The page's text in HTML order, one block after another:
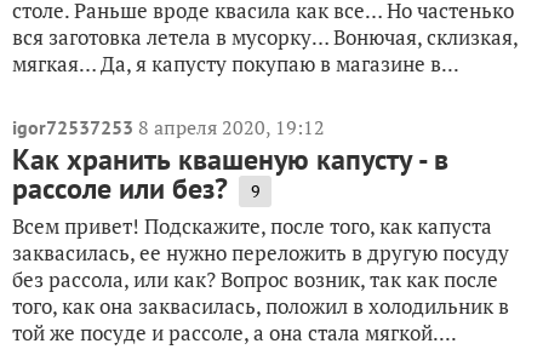
столе. Раньше вроде квасила как все… Но частенько
вся заготовка летела в мусорку… Вонючая, склизкая,
мягкая… Да, я капусту покупаю в магазине в...
igor72537253 8 апреля 2020, 19:12
Как хранить квашеную капусту - в
рассоле или без? 9
Всем привет! Подскажите, после того, как капуста
заквасилась, ее нужно переложить в другую посуду
без рассола, или как? Вопрос возник, так как после
того, как она заквасилась, положил в холодильник в
той же посуде и рассоле, а она стала мягкой....